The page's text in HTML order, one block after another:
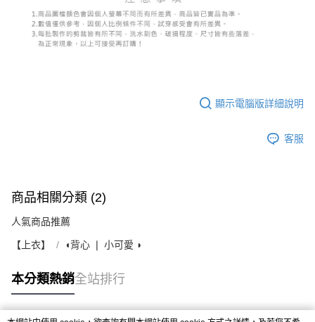
顯示電腦版詳細說明
客服
商品相關分類 (2)
人氣商品推薦
【上衣】 ◖背心 ❘ 小可愛 ◗
本分類熱銷全站排行